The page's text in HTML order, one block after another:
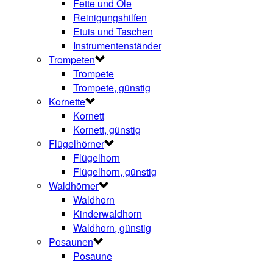
Fette und Öle
Reinigungshilfen
Etuis und Taschen
Instrumentenständer
Trompeten
Trompete
Trompete, günstig
Kornette
Kornett
Kornett, günstig
Flügelhörner
Flügelhorn
Flügelhorn, günstig
Waldhörner
Waldhorn
Kinderwaldhorn
Waldhorn, günstig
Posaunen
Posaune